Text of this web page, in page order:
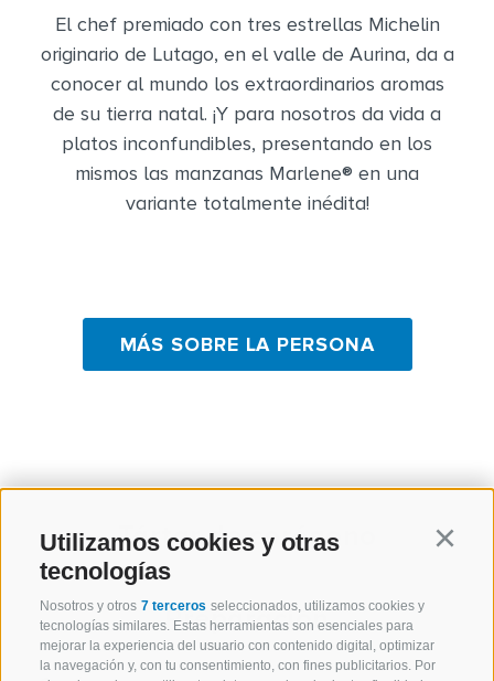
Utilizamos cookies y otras
tecnologías
Nosotros y otros 7 terceros seleccionados, utilizamos cookies y
tecnologías similares. Estas herramientas son esenciales para
mejorar la experiencia del usuario con contenido digital, optimizar
la navegación y, con tu consentimiento, con fines publicitarios. Por
El chef premiado con tres estrellas Michelin
originario de Lutago, en el valle de Aurina, da a
conocer al mundo los extraordinarios aromas
de su tierra natal. ¡Y para nosotros da vida a
platos inconfundibles, presentando en los
mismos las manzanas Marlene® en una
variante totalmente inédita!
MÁS SOBRE LA PERSONA
Tártar de corégono
Preparación